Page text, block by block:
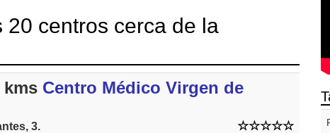
centros cerca de la
kms Centro Médico Virgen de
3.